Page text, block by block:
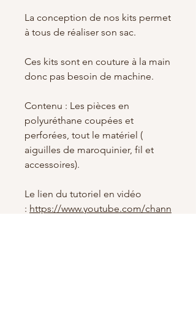
La conception de nos kits permet
à tous de réaliser son sac.
Ces kits sont en couture à la main
donc pas besoin de machine.
Contenu : Les pièces en
polyuréthane coupées et
perforées, tout le matériel (
aiguilles de maroquinier, fil et
accessoires).
Le lien du tutoriel en vidéo
: https://www.youtube.com/chann